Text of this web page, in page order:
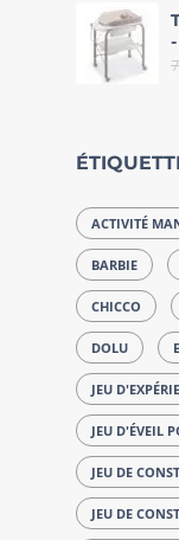
ACTIVITÉ
BARBIE
CHICCO
DOLU
JEU
JEU D'ÉVEIL
JEU DE
JEU DE